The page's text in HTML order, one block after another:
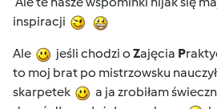
inspiracji
Ale jeśli chodzi o Zajęcia P
to moj brat po mistrzowsku
skarpetek
a ja zrobiłam